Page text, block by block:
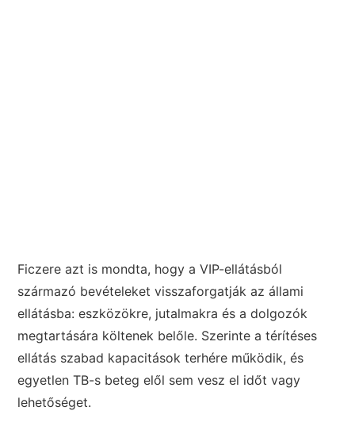
Ficzere azt is mondta, hogy a VIP-ellátásból
származó bevételeket visszaforgatják az állami
ellátásba: eszközökre, jutalmakra és a dolgozók
megtartására költenek belőle. Szerinte a térítéses
ellátás szabad kapacitások terhére működik, és
egyetlen TB-s beteg elől sem vesz el időt vagy
lehetőséget.